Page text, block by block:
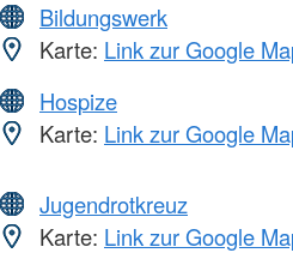
Bildungswerk
Karte: Link zur Google
Hospize
Karte: Link zur Google
Jugendrotkreuz
Karte: Link zur Google